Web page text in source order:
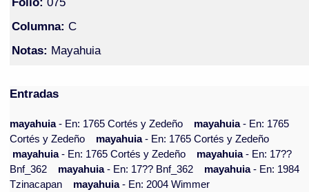
Columna: C
Notas: Mayahuia
Entradas
mayahuia- En: 1765 Cortés y Zedeño mayahuia- En: 1765
Cortés y Zedeño
mayahuia- En: 1765 Cortés y Zedeño
mayahuia- En: 1765 Cortés y Zedeño mayahuia- En: 17??
Bnf_362
mayahuia- En: 17?? Bnf_362 mayahuia- En: 1984
Tzinacapan
mayahuia- En: 2004 Wimmer